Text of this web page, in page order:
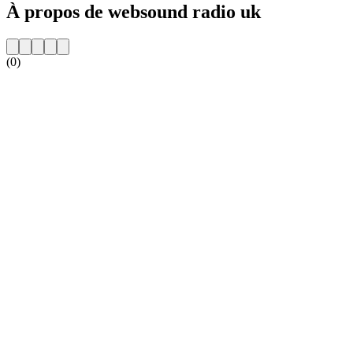
À propos de websound radio uk
(0)